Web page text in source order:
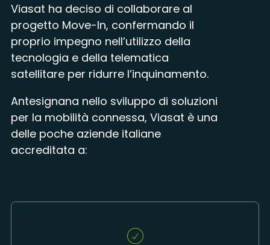
Viasat ha deciso di collaborare al
progetto Move-In, confermando il
proprio impegno nell’utilizzo della
tecnologia e della telematica
satellitare per ridurre l’inquinamento.
Antesignana nello sviluppo di soluzioni
per la mobilità connessa, Viasat è una
delle poche aziende italiane
accreditata a: